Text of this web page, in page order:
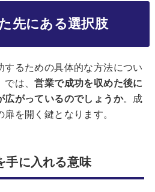
先にある選択肢
するための具体的な方法につい
では、営業で成功を収めた後に
広がっているのでしょうか。成
を開く鍵となります。
手に入れる意味